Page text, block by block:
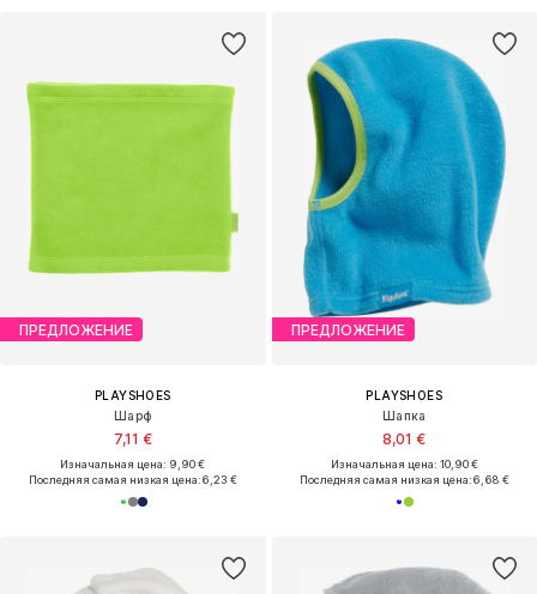
ПРЕДЛОЖЕНИЕ
PLAYSHOES
Шарф
7,11 €
Изначальная цена: 9,90 €
Последняя самая низкая цена:6,23 €
ПРЕДЛОЖЕНИЕ
PLAYSHOES
Шапка
8,01 €
Изначальная цена: 10,90 €
Последняя самая низкая цена:6,68 €